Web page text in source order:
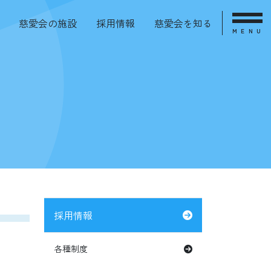
慈愛会の施設 採用情報 慈愛会を知る
MENU
採用情報
各種制度